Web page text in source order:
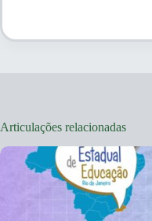
Articulações relacionadas